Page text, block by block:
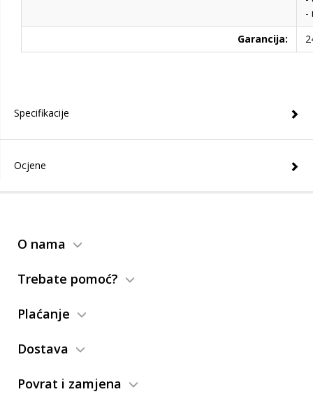
-
Garancija:
Specifikacije
Ocjene
O nama
Trebate pomoć?
Plaćanje
Dostava
Povrat i zamjena